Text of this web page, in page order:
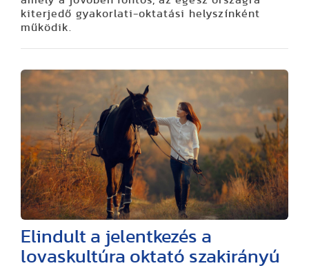
kiterjedő gyakorlati-oktatási helyszínként
működik.
Elindult a jelentkezés a
lovaskultúra oktató szakirányú